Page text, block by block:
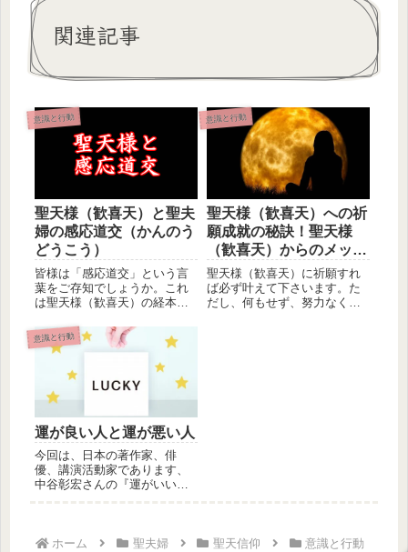
関連記事
意識と行動
聖天様（歓喜天）と聖夫
婦の感応道交（かんのう
どうこう）
皆様は「感応道交」という言
葉をご存知でしょうか。これ
は聖天様（歓喜天）の経本に
に感応道...
意識と行動
聖天様（歓喜天）への祈
願成就の秘訣！聖天様
（歓喜天）からのメッセ
ージを見逃さない！
聖天様（歓喜天）に祈願すれ
ば必ず叶えて下さいます。た
だし、何もせず、努力なくし
意識と行動
運が良い人と運が悪い人
今回は、日本の著作家、俳
優、講演活動家であります、
中谷彰宏さんの『運がいい人
ホーム 聖夫婦 聖天信仰 意識と行動